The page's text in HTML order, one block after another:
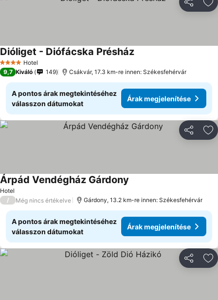
4 KategóriaHotel
Dióliget - Diófácska Présház
9,7 Kiváló 149 Csákvár, 17.3 km-re innen: Székesfehérvár
A pontos árak megtekintéséhez
válasszon dátumokat
Árak megjelenítése
Hotel
Árpád Vendégház Gárdony
/ Még nincs értékelve Gárdony, 13.2 km-re innen: Székesfehérvár
A pontos árak megtekintéséhez
válasszon dátumokat
Árak megjelenítése